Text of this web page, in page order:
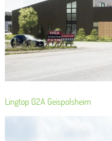
Lingtop 02A Geispolsheim